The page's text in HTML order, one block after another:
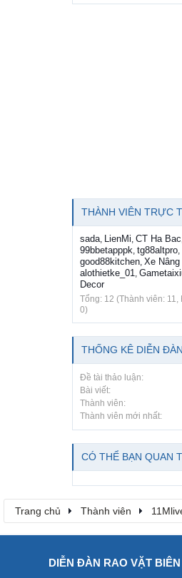
THÀNH VIÊN TRỰC
sada, LienMi, CT Ha Bac
99bbetapppk, tg88altpro,
good88kitchen, Xe
alothietke_01,
Decor
Tổng: 12 (Thành viên: 11,
0)
THỐNG KÊ DIỄN ĐÀN
Đề tài thảo luận:
Bài viết:
Thành viên:
Thành viên mới nhất:
CÓ THỂ BẠN QUAN
Trang chủ Thành viên
DIỄN ĐÀN RAO VẶT